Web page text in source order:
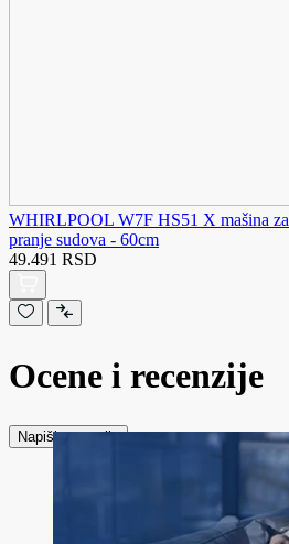
WHIRLPOOL W7F HS51 X mašina za
pranje sudova - 60cm
49.491 RSD
Ocene i recenzije
Napiši recenziju